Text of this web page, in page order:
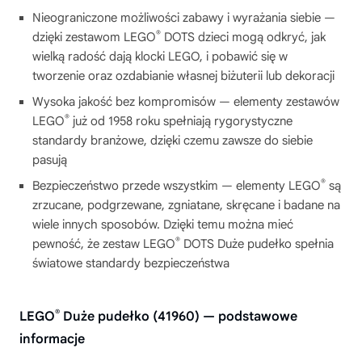
Nieograniczone możliwości zabawy i wyrażania siebie —
dzięki zestawom LEGO® DOTS dzieci mogą odkryć, jak
wielką radość dają klocki LEGO, i pobawić się w
tworzenie oraz ozdabianie własnej biżuterii lub dekoracji
Wysoka jakość bez kompromisów — elementy zestawów
LEGO® już od 1958 roku spełniają rygorystyczne
standardy branżowe, dzięki czemu zawsze do siebie
pasują
Bezpieczeństwo przede wszystkim — elementy LEGO® są
zrzucane, podgrzewane, zgniatane, skręcane i badane na
wiele innych sposobów. Dzięki temu można mieć
pewność, że zestaw LEGO® DOTS Duże pudełko spełnia
światowe standardy bezpieczeństwa
LEGO® Duże pudełko (41960) — podstawowe
informacje